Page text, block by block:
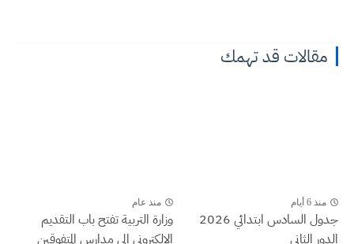
مقالات قد تهمك
منذ 6 أيام
جدول السادس ابتدائي 2026
الدور الثاني
منذ عام
وزارة التربية تفتح باب التقديم
الإلكتروني إلى مدارس المتفوقين